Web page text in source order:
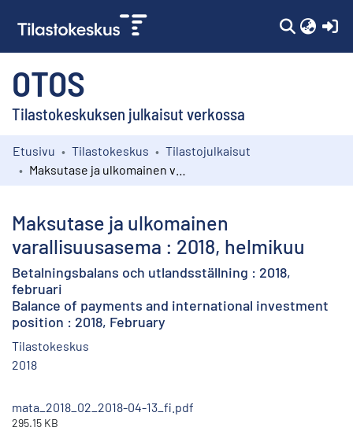
OTOS
Tilastokeskuksen julkaisut verkossa
Kokoelmat
Etusivu Tilastokeskus
Tilastojulkaisut
Maksutase ja ulkomainen
varallisuusasema : 2018, helmikuu
Betalningsbalans och utlandsställning : 2018,
februari
Balance of payments and international investment
position : 2018, February
Tilastokeskus
2018
mata_2018_02_2018-04-13_fi.pdf
295.15 KB